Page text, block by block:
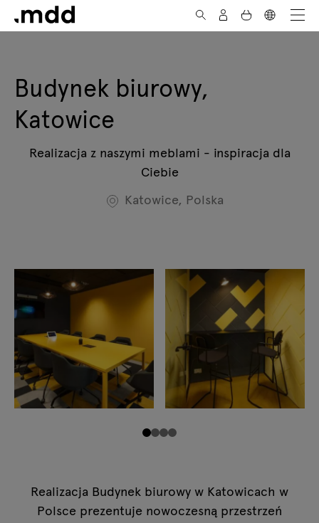
Skip to Content
Budynek biurowy,
Katowice
Realizacja z naszymi meblami - inspiracja dla
Ciebie
Katowice, Polska
Realizacja Budynek biurowy w Katowicach w
Polsce prezentuje nowoczesną przestrzeń